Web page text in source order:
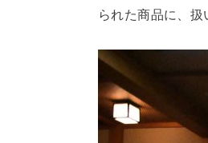
られた商品に、扱